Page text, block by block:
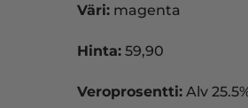
Väri: magenta
Hinta: 59,90
Veroprosentti: Alv